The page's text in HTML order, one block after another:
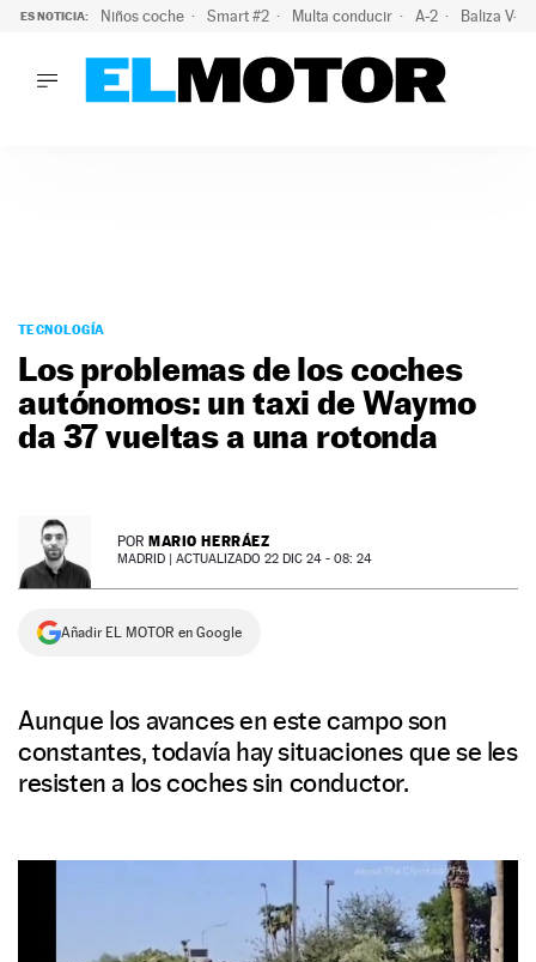
ES NOTICIA: Niños coche Smart #2 Multa conducir A-2 Baliza V-
PODCAST
MOTOS
TECNOLOGÍA
SUPERCOCHES
SERVICIOS
NEWSLETTER
SÍGUENOS
TECNOLOGÍA
Los problemas de los coches
autónomos: un taxi de Waymo
da 37 vueltas a una rotonda
POR MARIO HERRÁEZ
MADRID | ACTUALIZADO 22 DIC 24 - 08: 24
Añadir EL MOTOR en Google
Aunque los avances en este campo son
constantes, todavía hay situaciones que se les
resisten a los coches sin conductor.